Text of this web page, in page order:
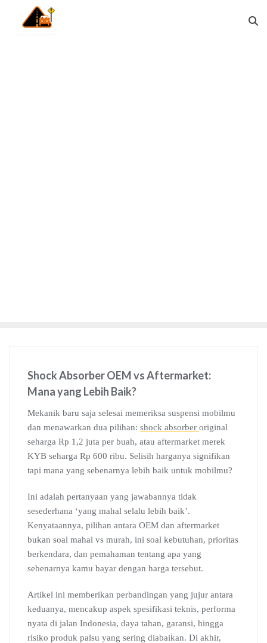
Shock Absorber OEM vs Aftermarket:
Mana yang Lebih Baik?
Mekanik baru saja selesai memeriksa suspensi mobilmu
dan menawarkan dua pilihan: shock absorber original
seharga Rp 1,2 juta per buah, atau aftermarket merek
KYB seharga Rp 600 ribu. Selisih harganya signifikan
tapi mana yang sebenarnya lebih baik untuk mobilmu?
Ini adalah pertanyaan yang jawabannya tidak
sesederhana ‘yang mahal selalu lebih baik’.
Kenyataannya, pilihan antara OEM dan aftermarket
bukan soal mahal vs murah, ini soal kebutuhan, prioritas
berkendara, dan pemahaman tentang apa yang
sebenarnya kamu bayar dengan harga tersebut.
Artikel ini memberikan perbandingan yang jujur antara
keduanya, mencakup aspek spesifikasi teknis, performa
nyata di jalan Indonesia, daya tahan, garansi, hingga
risiko produk palsu yang sering diabaikan. Di akhir,